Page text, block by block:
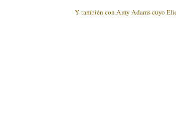
Y también con Amy Adams cuyo